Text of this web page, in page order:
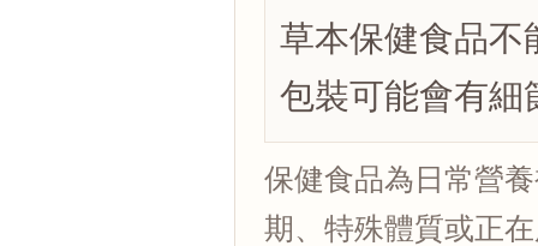
草本保健食品不
包裝可能會有細
保健食品為日常營
期、特殊體質或正